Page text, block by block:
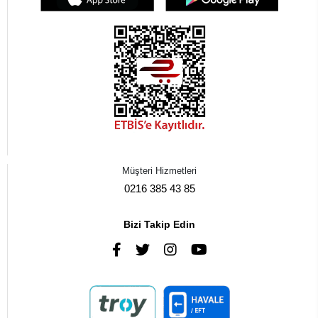
Müşteri Hizmetleri
0216 385 43 85
Bizi Takip Edin